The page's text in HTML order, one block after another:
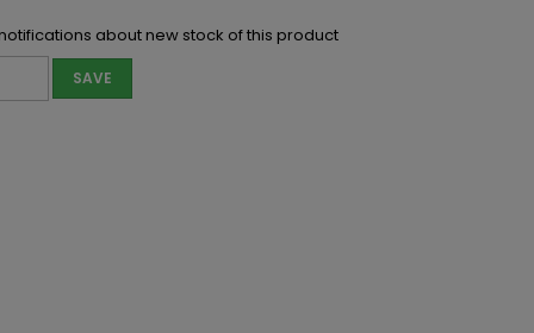
about new stock of this product
SAVE